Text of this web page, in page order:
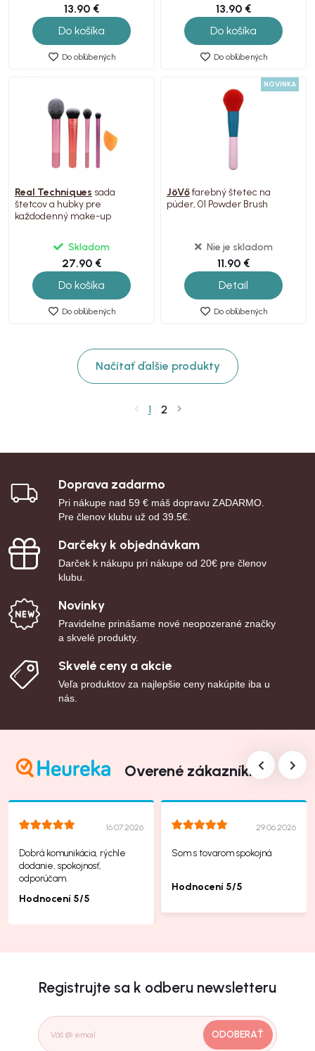
13.90 €
Do košíka
Do obľúbených
13.90 €
Do košíka
Do obľúbených
Real Techniques sada
štetcov a hubky pre
každodenný make-up
Skladom
27.90 €
Do košíka
Do obľúbených
NOVINKA
JöVőfarebný štetec na
púder, 01 Powder Brush
Nie je skladom
11.90 €
Detail
Do obľúbených
Načítať ďalšie produkty
1 2
Doprava zadarmo
Pri nákupe nad 59 € máš dopravu ZADARMO.
Pre členov klubu už od 39.5€.
Darčeky k objednávkam
Darček k nákupu pri nákupe od 20€ pre členov
klubu.
Novinky
Pravidelne prinášame nové neopozerané značky
a skvelé produkty.
Skvelé ceny a akcie
Veľa produktov za najlepšie ceny nakúpite iba u
nás.
Overené zákazníkmi
16.07.2026
Dobrá komunikácia, rýchle
dodanie, spokojnosť,
odporúčam.
Hodnocení 5/5
29.06.2026
Som s tovarom spokojná
Hodnocení 5/5
Registrujte sa k odberu newsletteru
ODOBERAŤ